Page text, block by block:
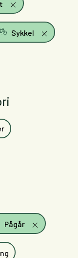
Sykkel
Pågår